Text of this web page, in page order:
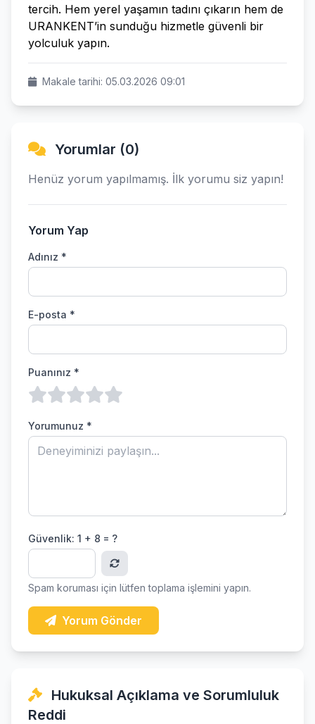
tercih. Hem yerel yaşamın tadını çıkarın hem de
URANKENT’in sunduğu hizmetle güvenli bir
yolculuk yapın.
Makale tarihi: 05.03.2026 09:01
Yorumlar (0)
Henüz yorum yapılmamış. İlk yorumu siz yapın!
Yorum Yap
Adınız *
E-posta *
Puanınız *
Yorumunuz *
Güvenlik: 1 + 8 = ?
Spam koruması için lütfen toplama işlemini yapın.
Yorum Gönder
Hukuksal Açıklama ve Sorumluluk
Reddi